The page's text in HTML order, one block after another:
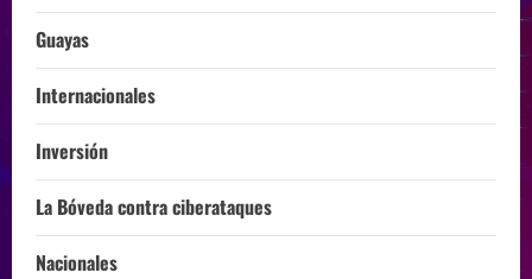
Guayas
Internacionales
Inversión
La Bóveda contra ciberataques
Nacionales